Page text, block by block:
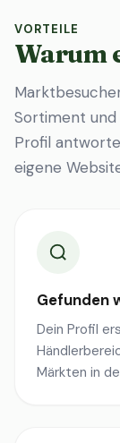
VORTEILE
Warum
Sortiment und
Profil
eigene
Gefunden
Dein Profil
Märkten in